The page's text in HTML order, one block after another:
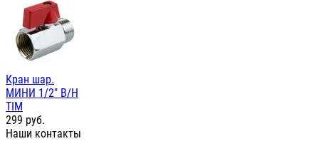
Кран шар.
МИНИ 1/2" В/Н
TIM
299 руб.
Наши контакты